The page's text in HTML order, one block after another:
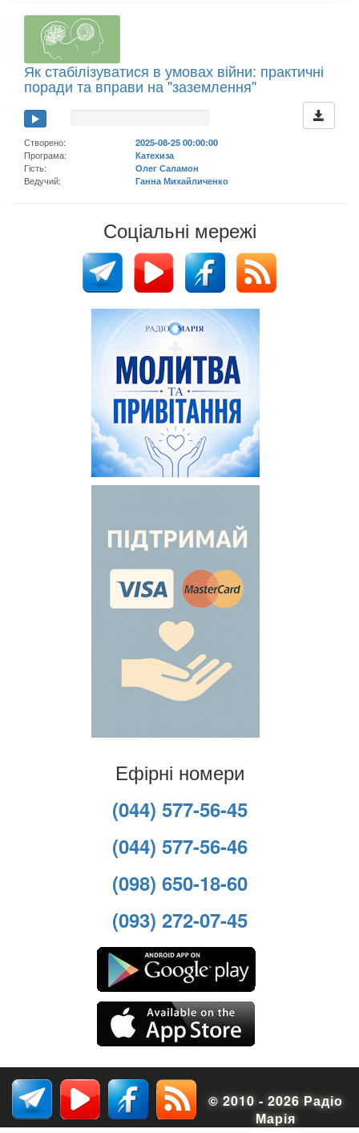
Як стабілізуватися в умовах війни: практичні
поради та вправи на "заземлення"
Створено:
2025-08-25 00:00:00
Програма:
Катехиза
Гість:
Олег Саламон
Ведучий:
Ганна Михайличенко
Соціальні мережі
Ефірні номери
(044) 577-56-45
(044) 577-56-46
(098) 650-18-60
(093) 272-07-45
© 2010 - 2026 Радіо
Марія